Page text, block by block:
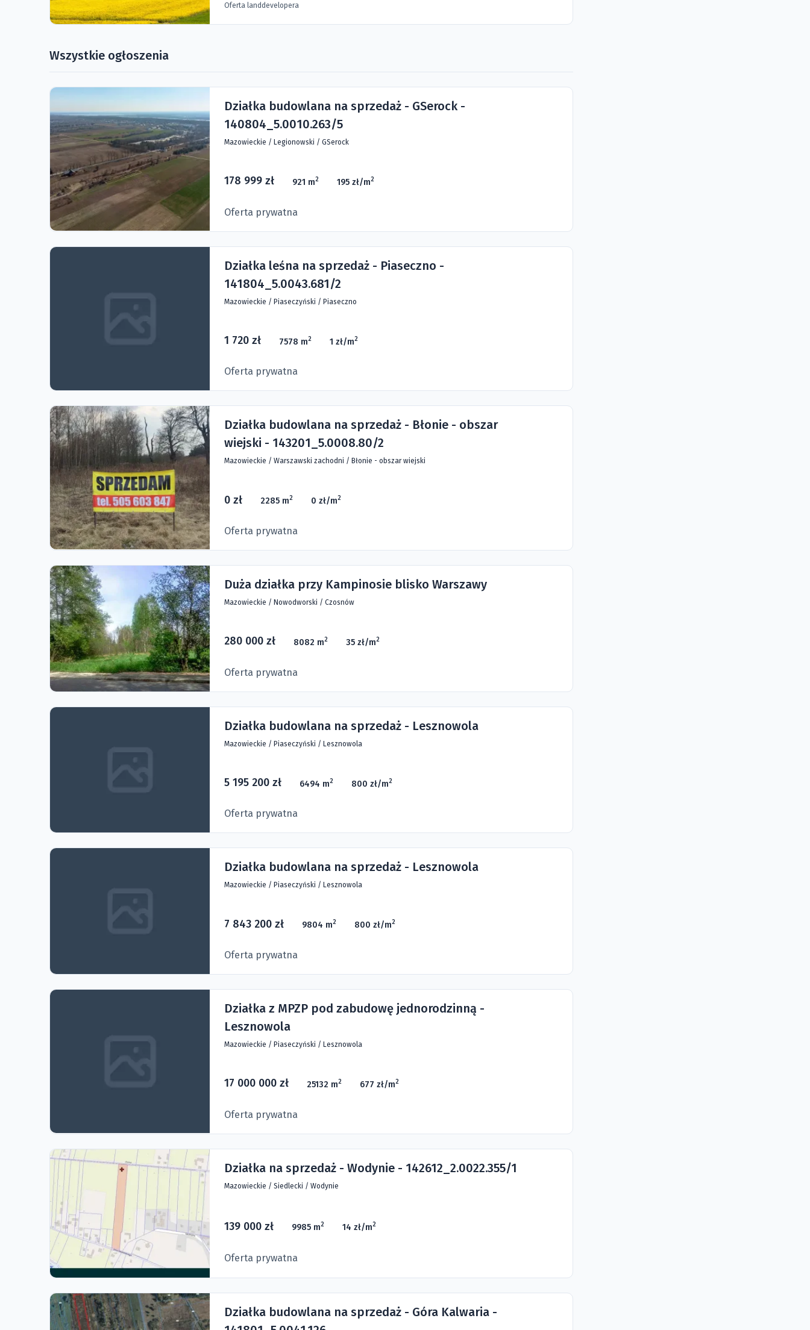
Oferta landdevelopera
Wszystkie ogłoszenia
Działka budowlana na sprzedaż - GSerock -
140804_5.0010.263/5
Mazowieckie / Legionowski / GSerock
178 999 zł 921 m2 195 zł/m2
Oferta prywatna
Działka leśna na sprzedaż - Piaseczno -
141804_5.0043.681/2
Mazowieckie / Piaseczyński / Piaseczno
1 720 zł 7578 m2 1 zł/m2
Oferta prywatna
Działka budowlana na sprzedaż - Błonie - obszar
wiejski - 143201_5.0008.80/2
Mazowieckie / Warszawski zachodni / Błonie - obszar wiejski
0 zł 2285 m2 0 zł/m2
Oferta prywatna
Duża działka przy Kampinosie blisko Warszawy
Mazowieckie / Nowodworski / Czosnów
280 000 zł 8082 m2 35 zł/m2
Oferta prywatna
Działka budowlana na sprzedaż - Lesznowola
Mazowieckie / Piaseczyński / Lesznowola
5 195 200 zł 6494 m2 800 zł/m2
Oferta prywatna
Działka budowlana na sprzedaż - Lesznowola
Mazowieckie / Piaseczyński / Lesznowola
7 843 200 zł 9804 m2 800 zł/m2
Oferta prywatna
Działka z MPZP pod zabudowę jednorodzinną -
Lesznowola
Mazowieckie / Piaseczyński / Lesznowola
17 000 000 zł 25132 m2 677 zł/m2
Oferta prywatna
Działka na sprzedaż - Wodynie - 142612_2.0022.355/1
Mazowieckie / Siedlecki / Wodynie
139 000 zł 9985 m2 14 zł/m2
Oferta prywatna
Działka budowlana na sprzedaż - Góra Kalwaria -